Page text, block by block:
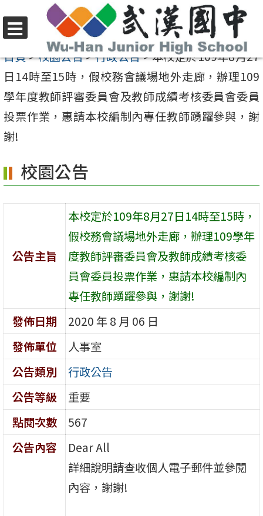
至
要
內
容
區
選
單
首頁>校園公告>行政公告>本校定於109年8月27
日14時至15時，假校務會議場地外走廊，辦理109
學年度教師評審委員會及教師成績考核委員會委員
投票作業，惠請本校編制內專任教師踴躍參與，謝
謝!
校園公告
公告主旨
本校定於109年8月27日14時至15時，
假校務會議場地外走廊，辦理109學年
度教師評審委員會及教師成績考核委
員會委員投票作業，惠請本校編制內
專任教師踴躍參與，謝謝!
發佈日期
2020 年 8 月 06 日
發佈單位
人事室
公告類別
行政公告
公告等級
重要
點閱次數
567
公告內容
Dear All
詳細說明請查收個人電子郵件並參閱
內容，謝謝!